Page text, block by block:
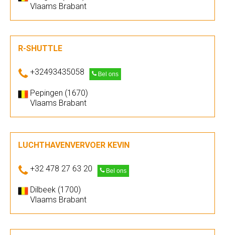
Vlaams Brabant
R-SHUTTLE
+32493435058 Bel ons
Pepingen (1670)
Vlaams Brabant
LUCHTHAVENVERVOER KEVIN
+32 478 27 63 20 Bel ons
Dilbeek (1700)
Vlaams Brabant